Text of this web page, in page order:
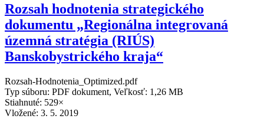
Rozsah hodnotenia strategického
dokumentu „Regionálna integrovaná
územná stratégia (RIÚS)
Banskobystrického kraja“
Rozsah-Hodnotenia_Optimized.pdf
Typ súboru: PDF dokument, Veľkosť: 1,26 MB
Stiahnuté: 529×
Vložené: 3. 5. 2019